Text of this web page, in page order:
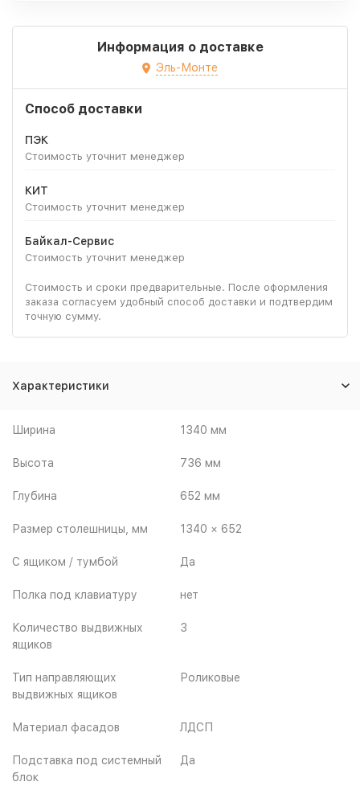
Информация о доставке
Эль-Монте
Способ доставки
ПЭК
Стоимость уточнит менеджер
КИТ
Стоимость уточнит менеджер
Байкал-Сервис
Стоимость уточнит менеджер
Стоимость и сроки предварительные. После оформления
заказа согласуем удобный способ доставки и подтвердим
точную сумму.
Характеристики
Ширина 1340 мм
Высота 736 мм
Глубина 652 мм
Размер столешницы, мм 1340 × 652
С ящиком / тумбой Да
Полка под клавиатуру нет
Количество выдвижных
ящиков
3
Тип направляющих
выдвижных ящиков
Роликовые
Материал фасадов ЛДСП
Подставка под системный
блок
Да